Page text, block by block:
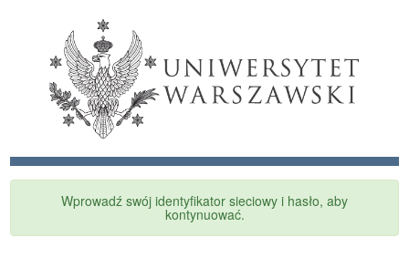
Wprowadź swój identyfikator sieciowy i hasło, aby
kontynuować.